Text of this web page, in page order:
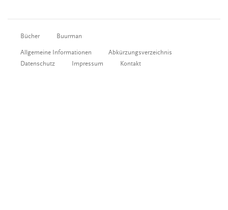
Bücher Buurman
Allgemeine Informationen
Abkürzungsverzeichnis
Datenschutz
Impressum Kontakt